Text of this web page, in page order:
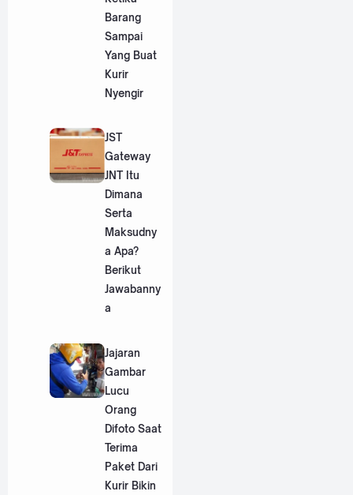
Barang
Sampai
Yang Buat
Kurir
Nyengir
JST
Gateway
JNT Itu
Dimana
Serta
Maksudny
a Apa?
Berikut
Jawabanny
a
Jajaran
Gambar
Lucu
Orang
Difoto Saat
Terima
Paket Dari
Kurir Bikin